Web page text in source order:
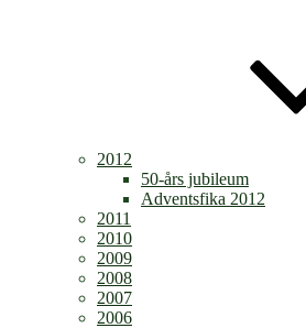
2012
50-års jubileum
Adventsfika 2012
2011
2010
2009
2008
2007
2006